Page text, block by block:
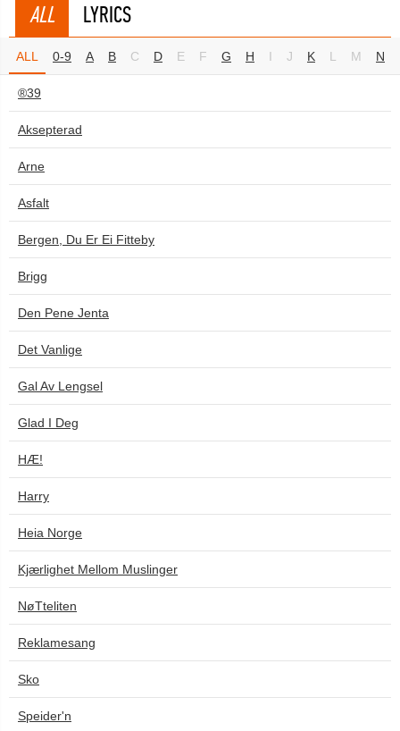
ALL LYRICS
ALL 0-9 A B C D E F G H I J K L M N
®39
Aksepterad
Arne
Asfalt
Bergen, Du Er Ei Fitteby
Brigg
Den Pene Jenta
Det Vanlige
Gal Av Lengsel
Glad I Deg
HÆ!
Harry
Heia Norge
Kjærlighet Mellom Muslinger
NøTteliten
Reklamesang
Sko
Speider'n